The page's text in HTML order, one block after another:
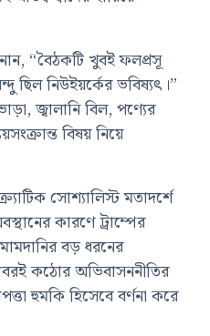
“বৈঠকটি খুবই ফলপ্রসূ
ছিল নিউইয়র্কের ভবিষ্যৎ।”
জ্বালানি বিল, পণ্যের
বিষয় নিয়ে
সোশ্যালিস্ট মতাদর্শে
কারণে ট্রাম্পের
বড় ধরনের
কঠোর অভিবাসননীতির
হুমকি হিসেবে বর্ণনা করে